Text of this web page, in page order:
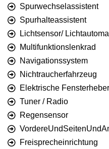
Spurwechselassistent
Spurhalteassistent
Lichtsensor/
Multifunktionslenkrad
Navigationssystem
Nichtraucherfahrzeug
Elektrische Fensterheber
Tuner / Radio
Regensensor
Freisprecheinrichtung